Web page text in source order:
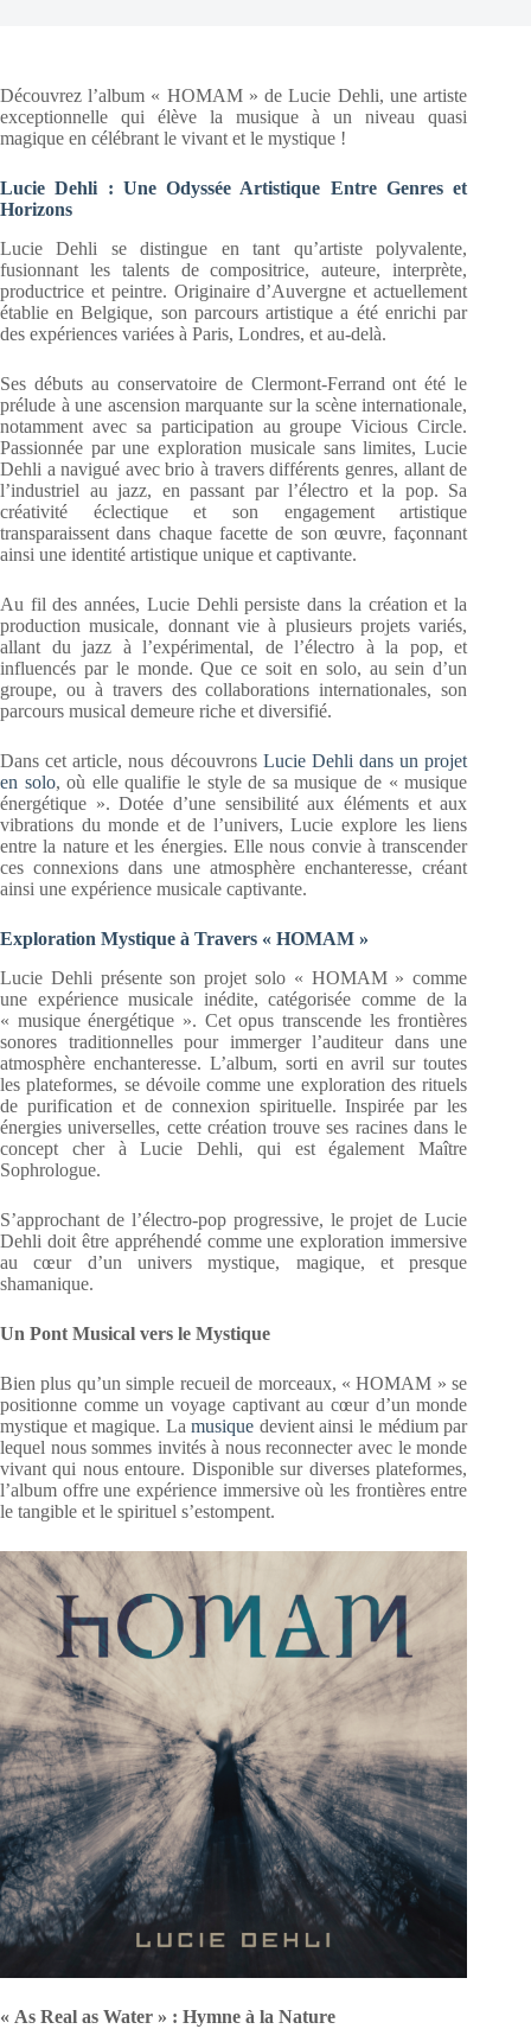
Découvrez l’album « HOMAM » de Lucie Dehli, une artiste
exceptionnelle qui élève la musique à un niveau quasi
magique en célébrant le vivant et le mystique !
Lucie Dehli : Une Odyssée Artistique Entre Genres et
Horizons
Lucie Dehli se distingue en tant qu’artiste polyvalente,
fusionnant les talents de compositrice, auteure, interprète,
productrice et peintre. Originaire d’Auvergne et actuellement
établie en Belgique, son parcours artistique a été enrichi par
des expériences variées à Paris, Londres, et au-delà.
Ses débuts au conservatoire de Clermont-Ferrand ont été le
prélude à une ascension marquante sur la scène internationale,
notamment avec sa participation au groupe Vicious Circle.
Passionnée par une exploration musicale sans limites, Lucie
Dehli a navigué avec brio à travers différents genres, allant de
l’industriel au jazz, en passant par l’électro et la pop. Sa
créativité éclectique et son engagement artistique
transparaissent dans chaque facette de son œuvre, façonnant
ainsi une identité artistique unique et captivante.
Au fil des années, Lucie Dehli persiste dans la création et la
production musicale, donnant vie à plusieurs projets variés,
allant du jazz à l’expérimental, de l’électro à la pop, et
influencés par le monde. Que ce soit en solo, au sein d’un
groupe, ou à travers des collaborations internationales, son
parcours musical demeure riche et diversifié.
Dans cet article, nous découvrons Lucie Dehli dans un projet
en solo, où elle qualifie le style de sa musique de « musique
énergétique ». Dotée d’une sensibilité aux éléments et aux
vibrations du monde et de l’univers, Lucie explore les liens
entre la nature et les énergies. Elle nous convie à transcender
ces connexions dans une atmosphère enchanteresse, créant
ainsi une expérience musicale captivante.
Exploration Mystique à Travers « HOMAM »
Lucie Dehli présente son projet solo « HOMAM » comme
une expérience musicale inédite, catégorisée comme de la
« musique énergétique ». Cet opus transcende les frontières
sonores traditionnelles pour immerger l’auditeur dans une
atmosphère enchanteresse. L’album, sorti en avril sur toutes
les plateformes, se dévoile comme une exploration des rituels
de purification et de connexion spirituelle. Inspirée par les
énergies universelles, cette création trouve ses racines dans le
concept cher à Lucie Dehli, qui est également Maître
Sophrologue.
S’approchant de l’électro-pop progressive, le projet de Lucie
Dehli doit être appréhendé comme une exploration immersive
au cœur d’un univers mystique, magique, et presque
shamanique.
Un Pont Musical vers le Mystique
Bien plus qu’un simple recueil de morceaux, « HOMAM » se
positionne comme un voyage captivant au cœur d’un monde
mystique et magique. Lamusique devient ainsi le médium par
lequel nous sommes invités à nous reconnecter avec le monde
vivant qui nous entoure. Disponible sur diverses plateformes,
l’album offre une expérience immersive où les frontières entre
le tangible et le spirituel s’estompent.
« As Real as Water » : Hymne à la Nature